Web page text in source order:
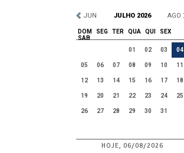
JUN JULHO 2026 AGO
DOM SEG TER QUA QUI
SEX
SAB
01
02 03 04
05 06 07 08 09 10 11
12 13 14 15 16 17 18
19 20 21 22 23 24 25
26 27 28 29 30 31
HOJE, 06/08/2026